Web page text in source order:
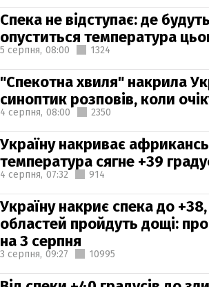
Спека не відступає: де
опуститься температура
5 серпня, 08:00 1324
"Спекотна хвиля" накрила
синоптик розповів, коли
4 серпня, 08:00 2350
Україну накриває
температура сягне +39
4 серпня, 07:32 914
Україну накриє спека до +38,
областей пройдуть дощі:
на 3 серпня
3 серпня, 09:27 10995